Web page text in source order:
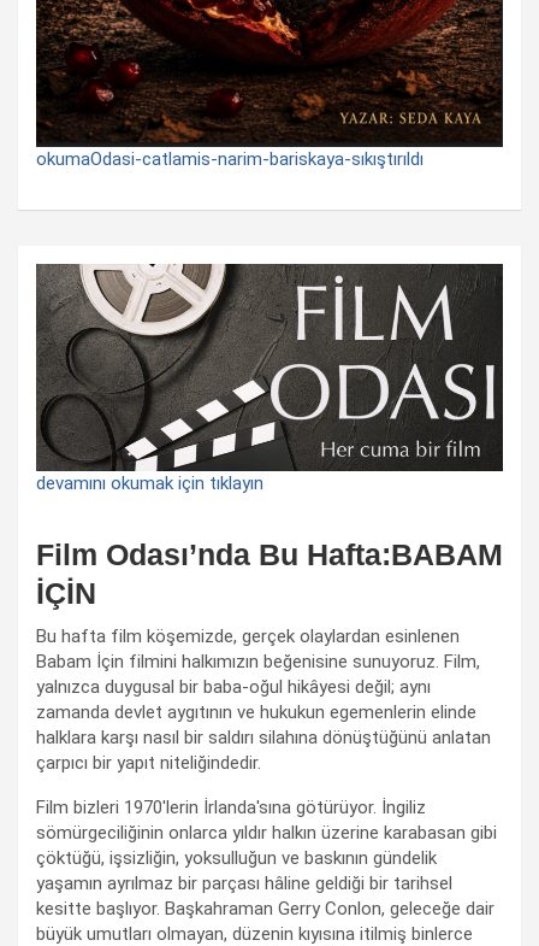
okumaOdasi-catlamis-narim-bariskaya-sıkıştırıldı
devamını okumak için tıklayın
Film Odası’nda Bu Hafta:BABAM
İÇİN
Bu hafta film köşemizde, gerçek olaylardan esinlenen
Babam İçin filmini halkımızın beğenisine sunuyoruz. Film,
yalnızca duygusal bir baba-oğul hikâyesi değil; aynı
zamanda devlet aygıtının ve hukukun egemenlerin elinde
halklara karşı nasıl bir saldırı silahına dönüştüğünü anlatan
çarpıcı bir yapıt niteliğindedir.
Film bizleri 1970'lerin İrlanda'sına götürüyor. İngiliz
sömürgeciliğinin onlarca yıldır halkın üzerine karabasan gibi
çöktüğü, işsizliğin, yoksulluğun ve baskının gündelik
yaşamın ayrılmaz bir parçası hâline geldiği bir tarihsel
kesitte başlıyor. Başkahraman Gerry Conlon, geleceğe dair
büyük umutları olmayan, düzenin kıyısına itilmiş binlerce